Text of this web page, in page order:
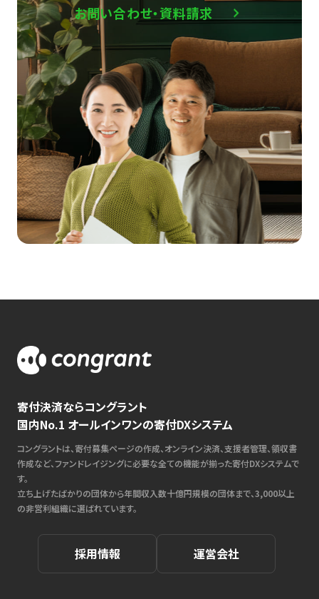
お問い合わせ・資料請求
寄付決済ならコングラント
国内No.1 オールインワンの寄付DXシステム
コングラントは、寄付募集ページの作成、オンライン決済、支援者管理、領収書
作成など、ファンドレイジングに必要な全ての機能が揃った寄付DXシステムで
す。
立ち上げたばかりの団体から年間収入数十億円規模の団体まで、3,000以上
の非営利組織に選ばれています。
採用情報 運営会社